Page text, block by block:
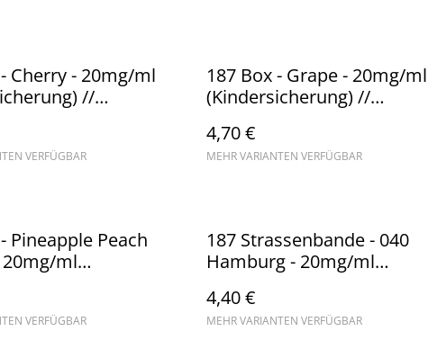
Cherry - 20mg/ml
//
VERFÜGBAR
187 Box - Grape - 20mg/ml
(Kindersicherung) //
4,70 €
MEHR VARIANTEN VERFÜGBAR
Pineapple Peach
ml
VERFÜGBAR
187 Strassenbande - 040
Hamburg - 20mg/ml
Steuerware
4,40 €
MEHR VARIANTEN VERFÜGBAR